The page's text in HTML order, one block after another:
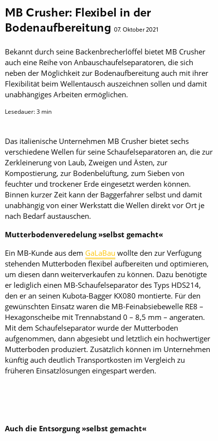
MB Crusher: Flexibel in der
Bodenaufbereitung 07. Oktober 2021
Bekannt durch seine Backenbrecherlöffel bietet MB Crusher
auch eine Reihe von Anbauschaufelseparatoren, die sich
neben der Möglichkeit zur Bodenaufbereitung auch mit ihrer
Flexibilität beim Wellentausch auszeichnen sollen und damit
unabhängiges Arbeiten ermöglichen.
Lesedauer:3 min
Das italienische Unternehmen MB Crusher bietet sechs
verschiedene Wellen für seine Schaufelseparatoren an, die zur
Zerkleinerung von Laub, Zweigen und Ästen, zur
Kompostierung, zur Bodenbelüftung, zum Sieben von
feuchter und trockener Erde eingesetzt werden können.
Binnen kurzer Zeit kann der Baggerfahrer selbst und damit
unabhängig von einer Werkstatt die Wellen direkt vor Ort je
nach Bedarf austauschen.
Mutterbodenveredelung »selbst gemacht«
Ein MB-Kunde aus dem GaLaBau wollte den zur Verfügung
stehenden Mutterboden flexibel aufbereiten und optimieren,
um diesen dann weiterverkaufen zu können. Dazu benötigte
er lediglich einen MB-Schaufelseparator des Typs HDS214,
den er an seinen Kubota-Bagger KX080 montierte. Für den
gewünschten Einsatz waren die MB-Feinabsiebewelle RE8 –
Hexagonscheibe mit Trennabstand 0 – 8,5 mm – angeraten.
Mit dem Schaufelseparator wurde der Mutterboden
aufgenommen, dann abgesiebt und letztlich ein hochwertiger
Mutterboden produziert. Zusätzlich können im Unternehmen
künftig auch deutlich Transportkosten im Vergleich zu
früheren Einsatzlösungen eingespart werden.
Auch die Entsorgung »selbst gemacht«